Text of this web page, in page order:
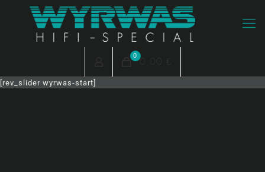
0 0,00 €
[rev_slider wyrwas-start]